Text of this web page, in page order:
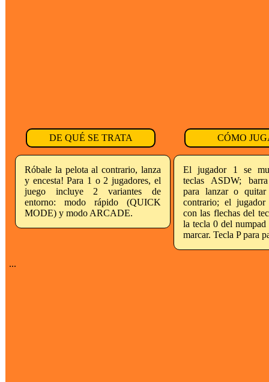
DE QUÉ SE TRATA CÓMO
Róbale la pelota al contrario, lanza
y encesta! Para 1 o 2 jugadores, el
juego incluye 2 variantes de
entorno: modo rápido (QUICK
MODE) y modo ARCADE.
El jugador 1 se
teclas ASDW; barra
para lanzar o
contrario; el
con las flechas del
la tecla 0 del numpad
marcar. Tecla P para
...